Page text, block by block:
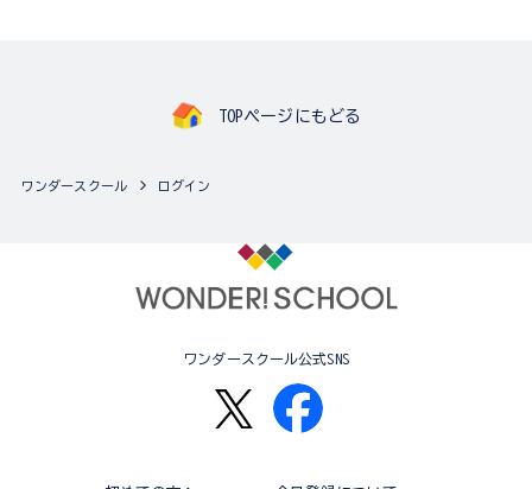
TOPページにもどる
ワンダースクール ログイン
ワンダースクール公式SNS